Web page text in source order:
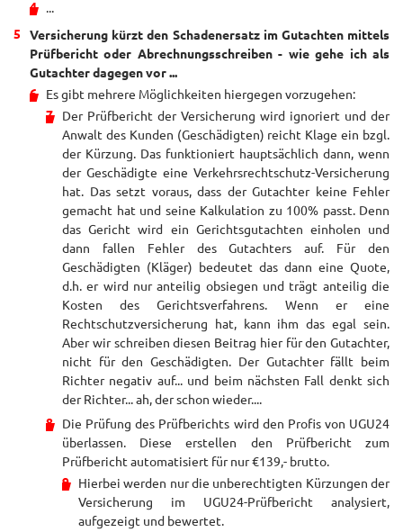
...
Versicherung kürzt den Schadenersatz im Gutachten mittels
Prüfbericht oder Abrechnungsschreiben - wie gehe ich als
Gutachter dagegen vor ...
Es gibt mehrere Möglichkeiten hiergegen vorzugehen:
Der Prüfbericht der Versicherung wird ignoriert und der
Anwalt des Kunden (Geschädigten) reicht Klage ein bzgl.
der Kürzung. Das funktioniert hauptsächlich dann, wenn
der Geschädigte eine Verkehrsrechtschutz-Versicherung
hat. Das setzt voraus, dass der Gutachter keine Fehler
gemacht hat und seine Kalkulation zu 100% passt. Denn
das Gericht wird ein Gerichtsgutachten einholen und
dann fallen Fehler des Gutachters auf. Für den
Geschädigten (Kläger) bedeutet das dann eine Quote,
d.h. er wird nur anteilig obsiegen und trägt anteilig die
Kosten des Gerichtsverfahrens. Wenn er eine
Rechtschutzversicherung hat, kann ihm das egal sein.
Aber wir schreiben diesen Beitrag hier für den Gutachter,
nicht für den Geschädigten. Der Gutachter fällt beim
Richter negativ auf... und beim nächsten Fall denkt sich
der Richter... ah, der schon wieder....
Die Prüfung des Prüfberichts wird den Profis von UGU24
überlassen. Diese erstellen den Prüfbericht zum
Prüfbericht automatisiert für nur €139,- brutto.
Hierbei werden nur die unberechtigten Kürzungen der
Versicherung im UGU24-Prüfbericht analysiert,
aufgezeigt und bewertet.